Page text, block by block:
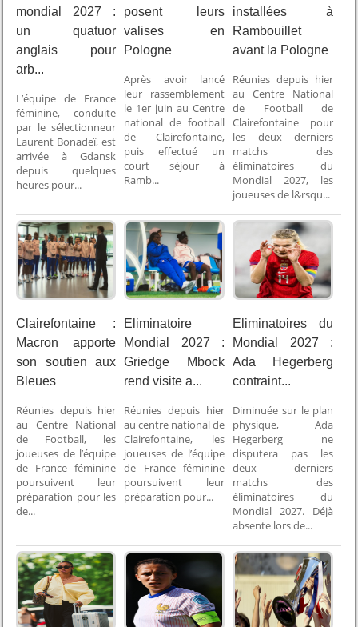
mondial 2027 :
un quatuor
anglais pour
arb...
L’équipe de France
féminine, conduite
par le sélectionneur
Laurent Bonadeï, est
arrivée à Gdansk
depuis quelques
heures pour...
posent leurs
valises en
Pologne
Après avoir lancé
leur rassemblement
le 1er juin au Centre
national de football
de Clairefontaine,
puis effectué un
court séjour à
Ramb...
installées à
Rambouillet
avant la Pologne
Réunies depuis hier
au Centre National
de Football de
Clairefontaine pour
les deux derniers
matchs des
éliminatoires du
Mondial 2027, les
joueuses de l&rsqu...
Clairefontaine :
Macron apporte
son soutien aux
Bleues
Réunies depuis hier
au Centre National
de Football, les
joueuses de l’équipe
de France féminine
poursuivent leur
préparation pour les
de...
Eliminatoire
Mondial 2027 :
Griedge Mbock
rend visite a...
Réunies depuis hier
au centre national de
Clairefontaine, les
joueuses de l’équipe
de France féminine
poursuivent leur
préparation pour...
Eliminatoires du
Mondial 2027 :
Ada Hegerberg
contraint...
Diminuée sur le plan
physique, Ada
Hegerberg ne
disputera pas les
deux derniers
matchs des
éliminatoires du
Mondial 2027. Déjà
absente lors de...